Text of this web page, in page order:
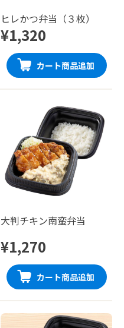
ヒレかつ弁当（３枚）
¥1,320
カート商品追加
大判チキン南蛮弁当
¥1,270
カート商品追加